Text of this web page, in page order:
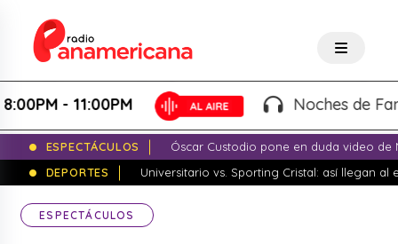
- 11:00PM Noches de Fantasía
ESPECTÁCULOS
Óscar Custodio pone en duda video de
DEPORTES
Universitario vs. Sporting Cristal: así llegan al
ESPECTÁCULOS